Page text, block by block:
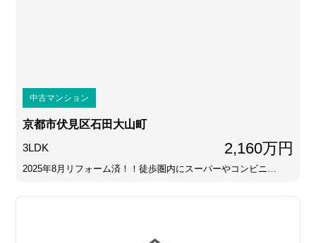
中古マンション
京都市伏見区石田大山町
3LDK
2,160万円
2025年8月リフォーム済！！徒歩圏内にスーパーやコンビニ…